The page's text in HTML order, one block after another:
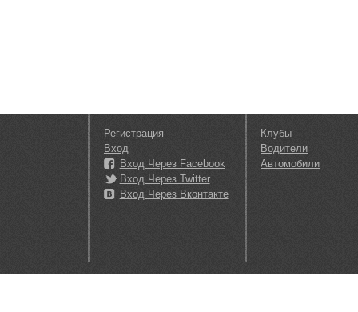
Регистрация
Вход
Вход Через Facebook
Вход Через Twitter
Вход Через Вконтакте
Клубы
Водители
Автомобили